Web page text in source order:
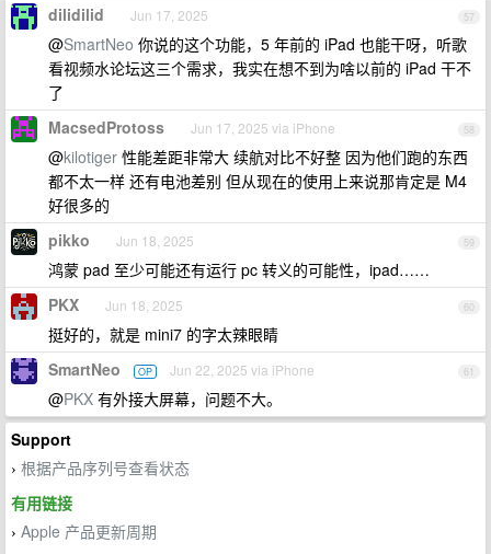
57
dilidilid Jun 17, 2025
@SmartNeo 你说的这个功能，5 年前的 iPad 也能干呀，听歌
看视频水论坛这三个需求，我实在想不到为啥以前的 iPad 干不
了
58
MacsedProtoss Jun 17, 2025 via iPhone
@kilotiger 性能差距非常大 续航对比不好整 因为他们跑的东西
都不太一样 还有电池差别 但从现在的使用上来说那肯定是 M4
好很多的
59
pikko Jun 18, 2025
鸿蒙 pad 至少可能还有运行 pc 转义的可能性，ipad……
60
PKX Jun 18, 2025
挺好的，就是 mini7 的字太辣眼睛
61
SmartNeo OP Jun 22, 2025 via iPhone
@PKX 有外接大屏幕，问题不大。
Support
› 根据产品序列号查看状态
有用链接
› Apple 产品更新周期